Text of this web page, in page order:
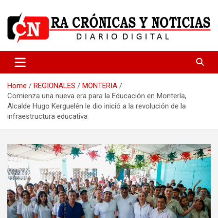
content
R.A Crónicas y Noticias
Home REGIONALES
MONTERIA
Comienza una nueva era para la Educación en Montería,
Alcalde Hugo Kerguelén le dio inició a la revolución de la
infraestructura educativa